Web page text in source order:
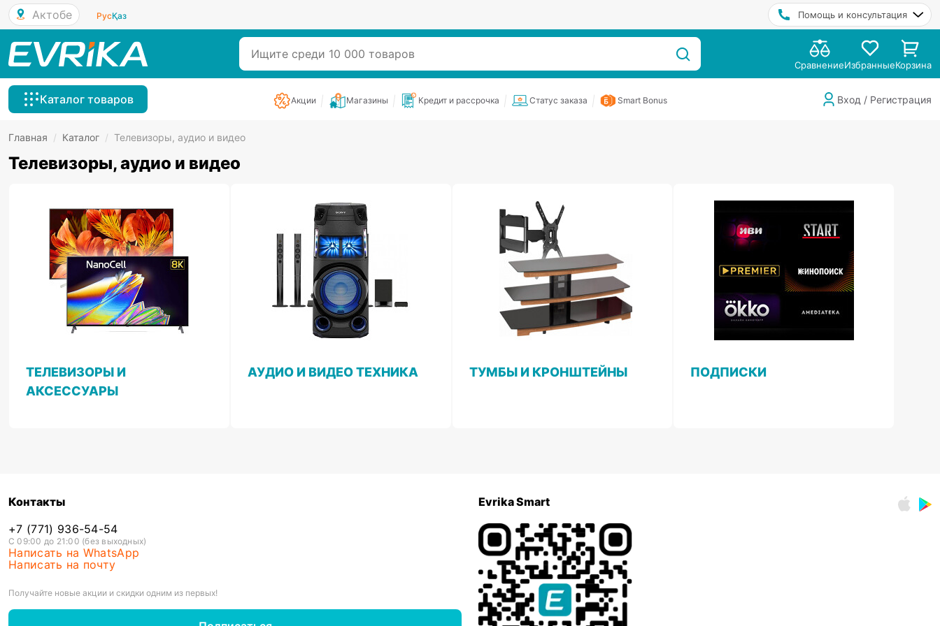
Актобе РусҚаз Помощь и консультация
СравнениеИзбранныеКорзина
Каталог товаров Акции Магазины Кредит и рассрочка Статус заказа Smart Bonus Вход / Регистрация
Главная / Каталог / Телевизоры, аудио и видео
Телевизоры, аудио и видео
ТЕЛЕВИЗОРЫ И
АКСЕССУАРЫ
АУДИО И ВИДЕО ТЕХНИКА ТУМБЫ И КРОНШТЕЙНЫ ПОДПИСКИ
Контакты
+7 (771) 936-54-54
С 09:00 до 21:00 (без выходных)
Написать на WhatsApp
Написать на почту
Получайте новые акции и скидки одним из первых!
Evrika Smart